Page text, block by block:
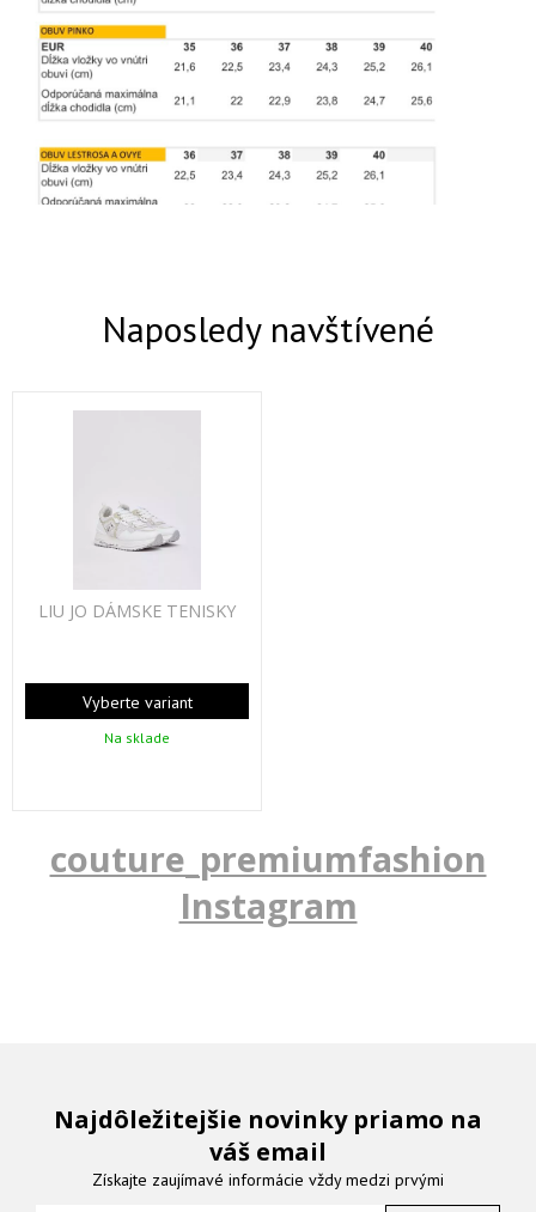
Naposledy navštívené
LIU JO DÁMSKE TENISKY
Vyberte variant
Na sklade
couture_premiumfashion
Instagram
Najdôležitejšie novinky priamo na
váš email
Získajte zaujímavé informácie vždy medzi prvými